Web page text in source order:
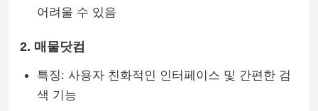
어려울 수 있음
2. 매물닷컴
특징: 사용자 친화적인 인터페이스 및 간편한 검
색 기능